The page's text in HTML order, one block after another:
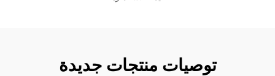
توصيات منتجات جديدة